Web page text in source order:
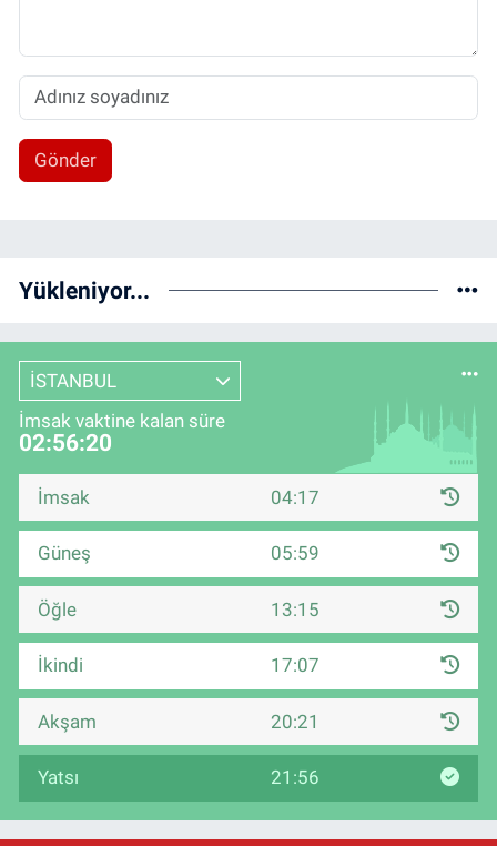
Gönder
Yükleniyor...
İSTANBUL
İmsak vaktine kalan süre
02:56:18
İmsak 04:17
Güneş 05:59
Öğle 13:15
İkindi 17:07
Akşam 20:21
Yatsı 21:56